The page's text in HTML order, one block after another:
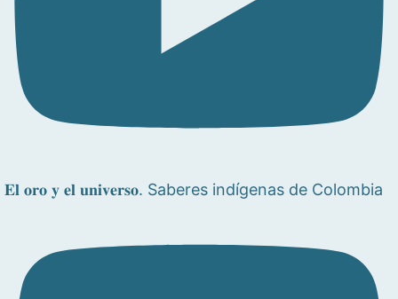
𝐄𝐥 𝐨𝐫𝐨 𝐲 𝐞𝐥 𝐮𝐧𝐢𝐯𝐞𝐫𝐬𝐨. Saberes indígenas de Colombia